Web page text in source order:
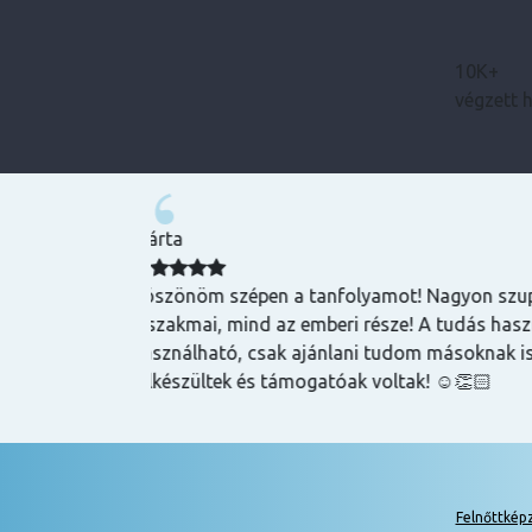
10K+
végzett
Bence
Magas tudású, szakképzett emberek
lehet szerezni általuk